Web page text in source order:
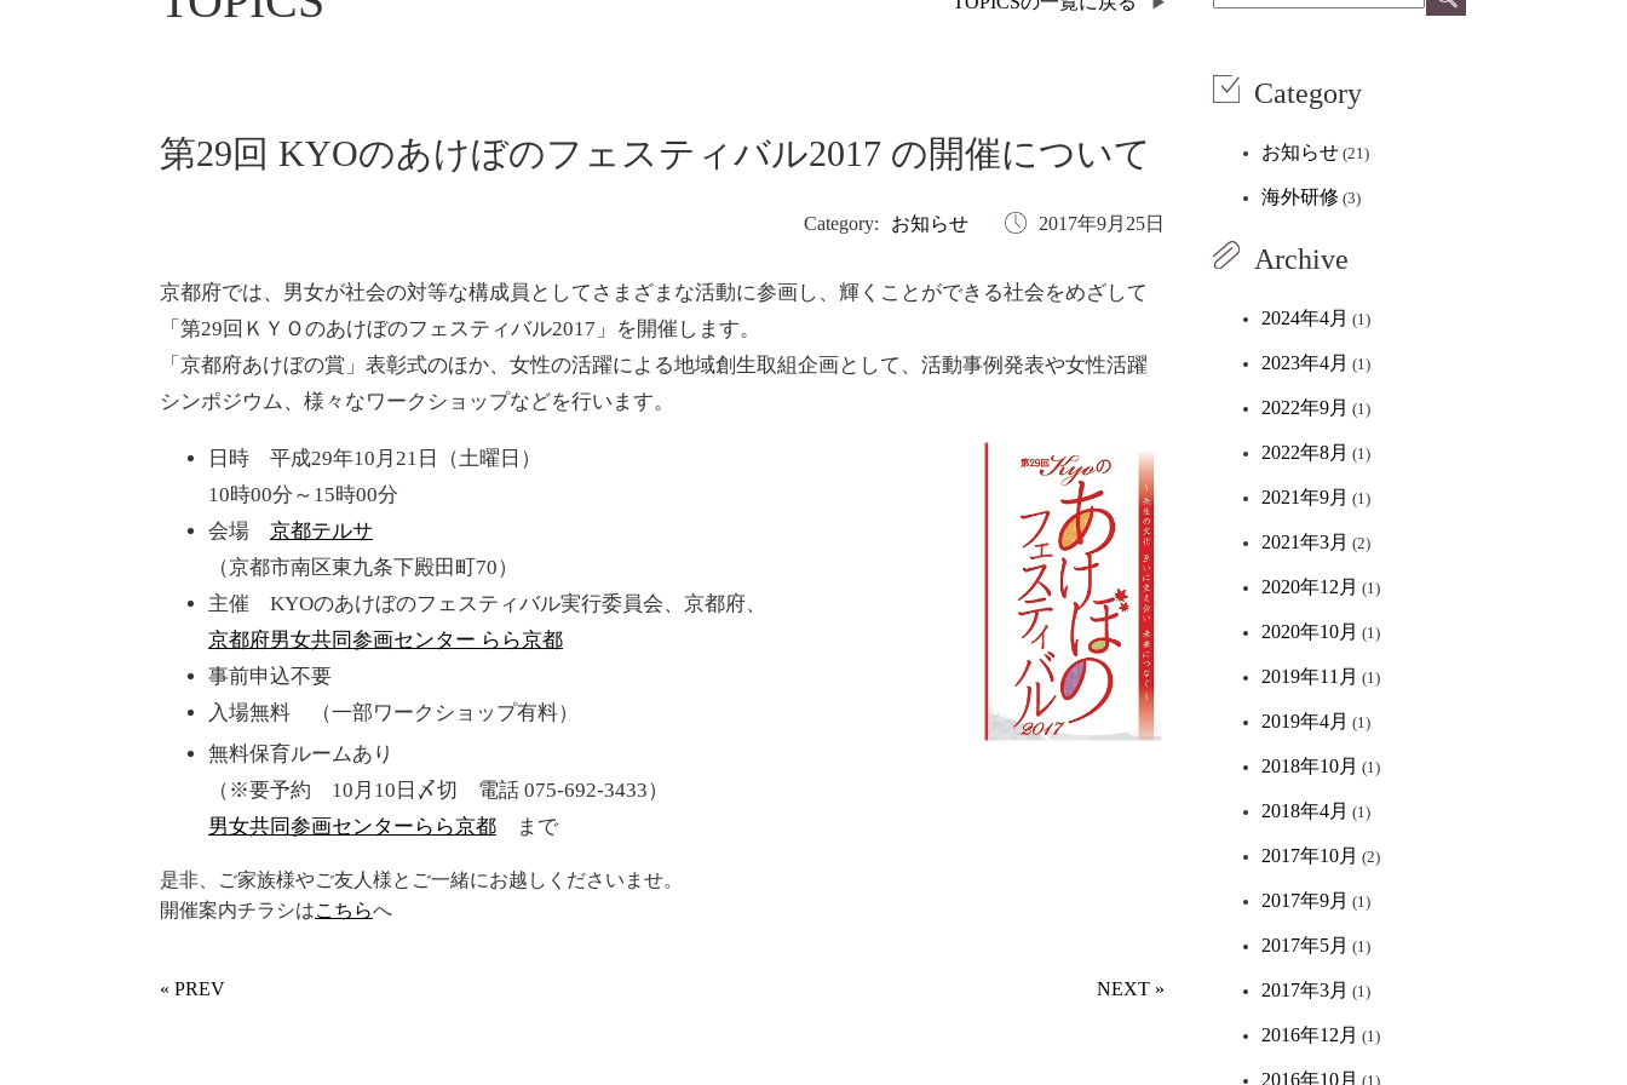
第29回 KYOのあけぼのフェスティバル2017 の開催について
Category: お知らせ 2017年9月25日
京都府では、男女が社会の対等な構成員としてさまざまな活動に参画し、輝くことができる社会をめざして
「第29回ＫＹＯのあけぼのフェスティバル2017」を開催します。
「京都府あけぼの賞」表彰式のほか、女性の活躍による地域創生取組企画として、活動事例発表や女性活躍
シンポジウム、様々なワークショップなどを行います。
日時 平成29年10月21日（土曜日）
10時00分～15時00分
会場 京都テルサ
（京都市南区東九条下殿田町70）
主催 KYOのあけぼのフェスティバル実行委員会、京都府、
京都府男女共同参画センター らら京都
事前申込不要
入場無料 （一部ワークショップ有料）
無料保育ルームあり
（※要予約 10月10日〆切 電話 075-692-3433）
男女共同参画センターらら京都 まで
是非、ご家族様やご友人様とご一緒にお越しくださいませ。
開催案内チラシはこちらへ
« PREV NEXT »
Category
お知らせ (21)
海外研修 (3)
Archive
2024年4月 (1)
2023年4月 (1)
2022年9月 (1)
2022年8月 (1)
2021年9月 (1)
2021年3月 (2)
2020年12月 (1)
2020年10月 (1)
2019年11月 (1)
2019年4月 (1)
2018年10月 (1)
2018年4月 (1)
2017年10月 (2)
2017年9月 (1)
2017年5月 (1)
2017年3月 (1)
2016年12月 (1)
2016年10月 (1)